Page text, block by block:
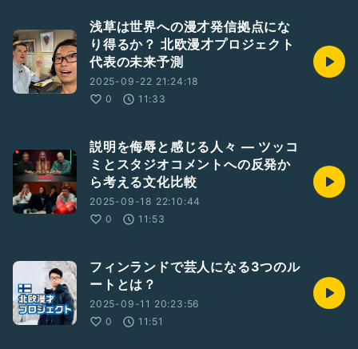
浅草は世界への漫才発信拠点にな
り得るか？ 北欧漫才プロジェクト
代表の未来予測
2025-09-22 21:24:18
0
11:33
説明を侮辱と感じる人々 ― ツッコ
ミとスタジオコメントへの反発か
ら考える文化比較
2025-09-18 22:10:44
0
11:53
フィンランドで芸人になる3つのル
ートとは？
2025-09-11 20:23:56
0
11:51